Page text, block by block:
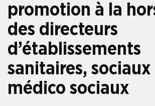
promotion à la
des directeurs
d’établissements
sanitaires, sociaux
médico sociaux